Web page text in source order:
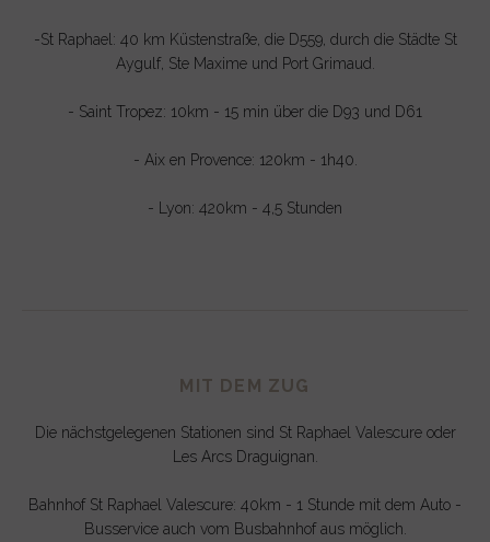
-St Raphael: 40 km Küstenstraße, die D559, durch die Städte St
Aygulf, Ste Maxime und Port Grimaud.
- Saint Tropez: 10km - 15 min über die D93 und D61
- Aix en Provence: 120km - 1h40.
- Lyon: 420km - 4,5 Stunden
MIT DEM ZUG
Die nächstgelegenen Stationen sind St Raphael Valescure oder
Les Arcs Draguignan.
Bahnhof St Raphael Valescure: 40km - 1 Stunde mit dem Auto -
Busservice auch vom Busbahnhof aus möglich.